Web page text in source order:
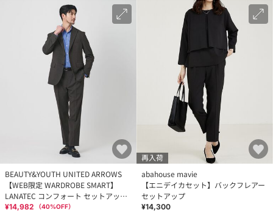
BEAUTY&YOUTH UNITED ARROWS
【WEB限定 WARDROBE SMART】
LANATEC コンフォート セットアップ/
ジャケット＆イージーパンツ
¥14,982 （40%OFF）
再入荷
abahouse mavie
【エニデイカセット】バックフレアー
セットアップ
¥14,300